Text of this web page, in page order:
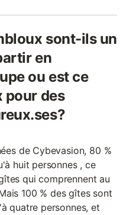
sont-ils un
en
ou est ce
pour des
de Cybevasion, 80 %
huit personnes , ce
qui comprennent au
100 % des gîtes sont
quatre personnes, et